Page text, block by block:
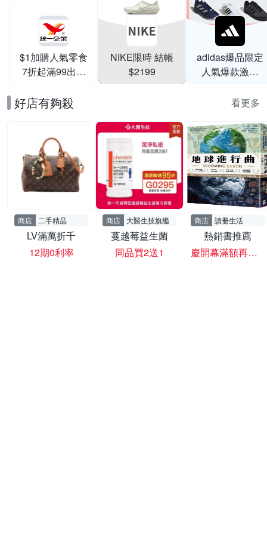
$1加購人氣零食
7折起滿99出貨
NIKE限時 結帳
$2199
adidas爆品限定
人氣爆款激降
好店有夠殺 看更多
商店 二手精品
LV滿萬折千
12期0利率
商店 大醫生技旗艦
蔓越莓益生菌
同品買2送1
商店 讀冊生活
熱銷書推薦
慶開幕滿額再現折